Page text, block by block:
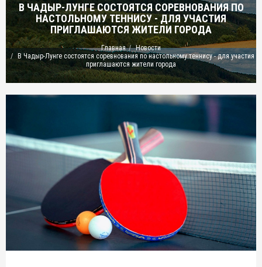
В ЧАДЫР-ЛУНГЕ СОСТОЯТСЯ СОРЕВНОВАНИЯ ПО
НАСТОЛЬНОМУ ТЕННИСУ - ДЛЯ УЧАСТИЯ
ПРИГЛАШАЮТСЯ ЖИТЕЛИ ГОРОДА
Главная
Новости
В Чадыр-Лунге состоятся соревнования по настольному теннису - для участия
приглашаются жители города